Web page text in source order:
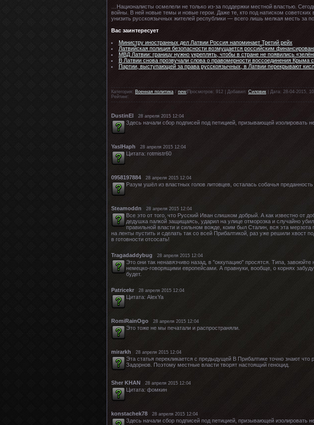
…Националисты осмелели не только из-за поддержки местной властью.
войны. В ней новые темы и новые герои. Даже те, кто под натиском
унизить русскоязычных жителей республики — всего лишь мелкая месть за
Вас заинтересует
Министру иностранных дел Латвии Россия напоминает Третий рейх
Латвийская полиция безопасности возмущается российским
МВД Латвии: границу нужно укреплять, чтобы в стране не появились
В Латвии снова прозвучали слова о правомерности воссоединения Крыма
Партии, выступающей за права русскоязычных, в Латвии перекрывают
Категория: Военная политика / new |Просмотров: 912 | Добавил: Силовик | Дата: 28-04-2015,
Рейтинг:
DustinEl 28 апреля 2015 12:04
Здесь начали сбор подписей под петицией, призывающей изолировать
YaslHaph 28 апреля 2015 12:04
Цитата: rotmistr60
0958197884 28 апреля 2015 12:04
Разум ушёл из властных голов литовцев, осталась собачья
Steamoddn 28 апреля 2015 12:04
Все это от того, что Русский Иван слишком добрый. А как известно от
дедушка палкой защищаясь, ударил на улице отморозка и случайно
правильной власти и сильном вожде, коим был Сталин, вся эта
на ленты пустить и сделать так со всей Прибалтикой, раз уже решили
в готовности отсосать!
Tragadaddybug 28 апреля 2015 12:04
Это они так ненавязчиво назад, в "оккупацию" просятся. Типа,
немецко-говорящими европейсами. А правнуки, вообще, о корнях
будет.
Patricekr 28 апреля 2015 12:04
Цитата: AlexYa
RomiRainOgo 28 апреля 2015 12:04
Это тоже не мы печатали и распространяли.
mirarkh 28 апреля 2015 12:04
Эта статья перекликается с предыдущей В Прибалтике точно знают что
Задорнов. Поэтому местные власти творят настоящий геноцид.
Sher KHAN 28 апреля 2015 12:04
Цитата: фомкин
konstachek78 28 апреля 2015 12:04
Здесь начали сбор подписей под петицией, призывающей изолировать